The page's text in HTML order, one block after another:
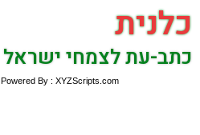
כלנית
כתב-עת לצמחי ישראל
Powered By : XYZScripts.com